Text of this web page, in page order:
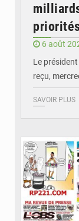
6 août
Le
reçu,
SAVOIR PLUS